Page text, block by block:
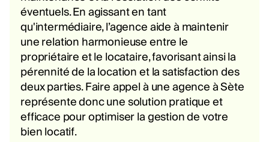
éventuels. En agissant en tant
qu'intermédiaire, l’agence aide à maintenir
une relation harmonieuse entre le
propriétaire et le locataire, favorisant ainsi la
pérennité de la location et la satisfaction des
deux parties. Faire appel à une agence à Sète
représente donc une solution pratique et
efficace pour optimiser la gestion de votre
bien locatif.